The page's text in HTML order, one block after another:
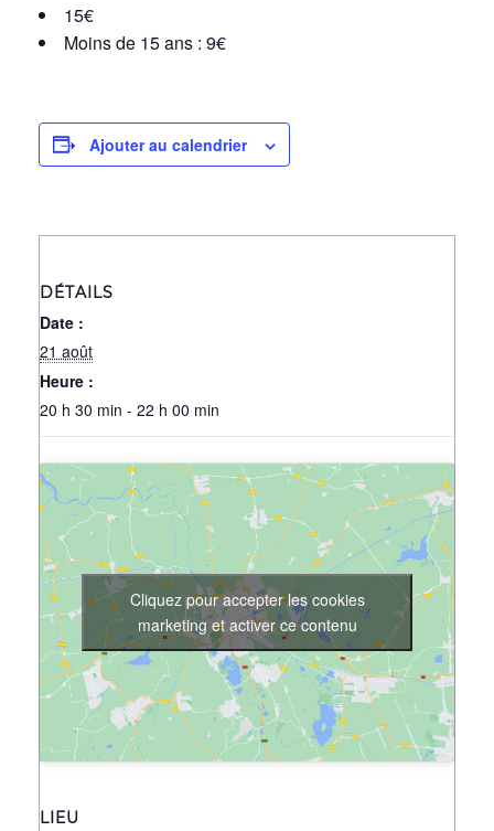
15€
Moins de 15 ans : 9€
Ajouter au calendrier
DÉTAILS
Date :
21 août
Heure :
20 h 30 min - 22 h 00 min
LIEU
Cliquez pour accepter les cookies
marketing et activer ce contenu